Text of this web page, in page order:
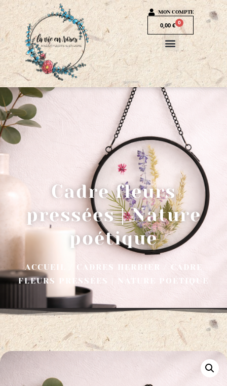
MON COMPTE
0,00 € 0
Cadre fleurs
pressées | Nature
poétique
ACCUEIL CADRES HERBIER
/ CADRE
FLEURS PRESSÉES | NATURE POÉTIQUE